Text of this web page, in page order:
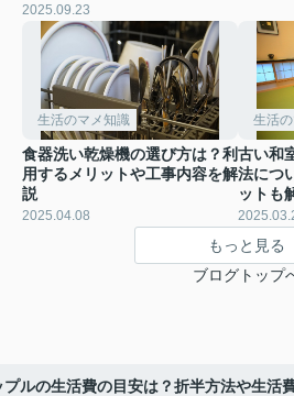
2025.09.23
生活のマメ知識
食器洗い乾燥機の選び方は？利
用するメリットや工事内容を解
説
2025.04.08
生活
古い和
法につ
ットも
もっと見る
ブログトップ
プルの生活費の目安は？折半方法や生活